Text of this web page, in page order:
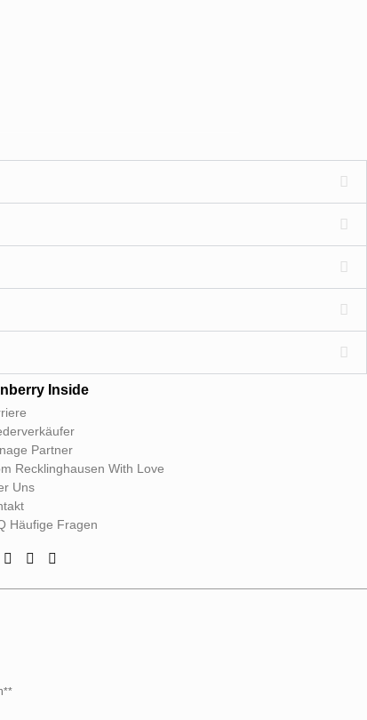
Inside
Partner
Recklinghausen With Love
Uns
Häufige Fragen